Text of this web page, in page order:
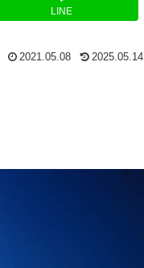
LINE
2021.05.08 2025.05.14